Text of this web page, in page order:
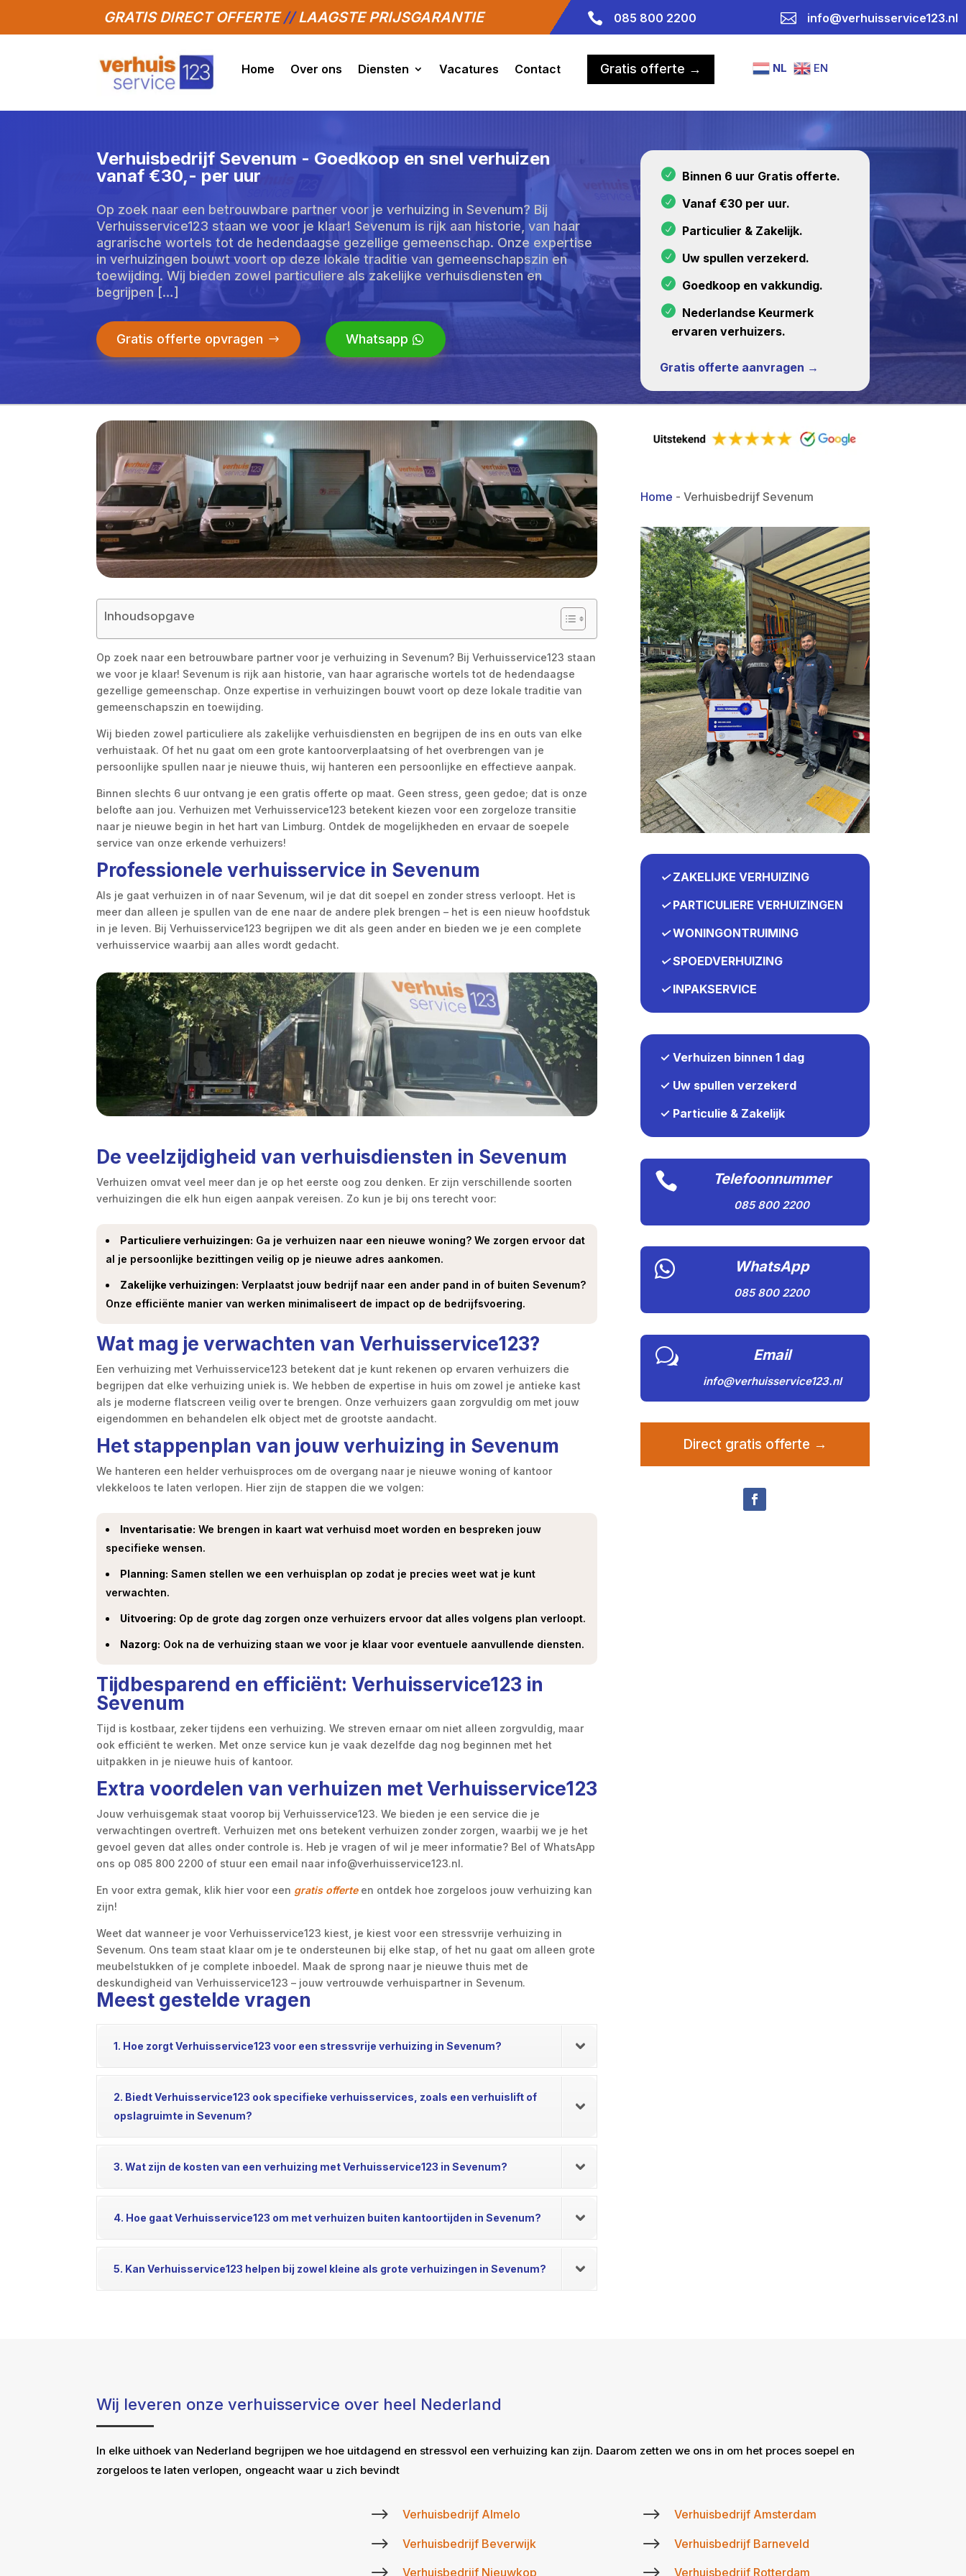
GRATIS DIRECT OFFERTE//LAAGSTE PRIJSGARANTIE  085 800 2200  info@verhuisservice123.nl
Home Over ons Diensten Vacatures Contact Gratis offerte → NL EN
Verhuisbedrijf Sevenum - Goedkoop en snel verhuizen
vanaf €30,- per uur
Op zoek naar een betrouwbare partner voor je verhuizing in Sevenum? Bij
Verhuisservice123 staan we voor je klaar! Sevenum is rijk aan historie, van haar
agrarische wortels tot de hedendaagse gezellige gemeenschap. Onze expertise
in verhuizingen bouwt voort op deze lokale traditie van gemeenschapszin en
toewijding. Wij bieden zowel particuliere als zakelijke verhuisdiensten en
begrijpen […]
Gratis offerte opvragen Whatsapp
Binnen 6 uur Gratis offerte.
Vanaf €30 per uur.
Particulier & Zakelijk.
Uw spullen verzekerd.
Goedkoop en vakkundig.
Nederlandse Keurmerk
ervaren verhuizers.
Gratis offerte aanvragen →
Inhoudsopgave
Op zoek naar een betrouwbare partner voor je verhuizing in Sevenum? Bij Verhuisservice123 staan
we voor je klaar! Sevenum is rijk aan historie, van haar agrarische wortels tot de hedendaagse
gezellige gemeenschap. Onze expertise in verhuizingen bouwt voort op deze lokale traditie van
gemeenschapszin en toewijding.
Wij bieden zowel particuliere als zakelijke verhuisdiensten en begrijpen de ins en outs van elke
verhuistaak. Of het nu gaat om een grote kantoorverplaatsing of het overbrengen van je
persoonlijke spullen naar je nieuwe thuis, wij hanteren een persoonlijke en effectieve aanpak.
Binnen slechts 6 uur ontvang je een gratis offerte op maat. Geen stress, geen gedoe; dat is onze
belofte aan jou. Verhuizen met Verhuisservice123 betekent kiezen voor een zorgeloze transitie
naar je nieuwe begin in het hart van Limburg. Ontdek de mogelijkheden en ervaar de soepele
service van onze erkende verhuizers!
Professionele verhuisservice in Sevenum
Als je gaat verhuizen in of naar Sevenum, wil je dat dit soepel en zonder stress verloopt. Het is
meer dan alleen je spullen van de ene naar de andere plek brengen – het is een nieuw hoofdstuk
in je leven. Bij Verhuisservice123 begrijpen we dit als geen ander en bieden we je een complete
verhuisservice waarbij aan alles wordt gedacht.
De veelzijdigheid van verhuisdiensten in Sevenum
Verhuizen omvat veel meer dan je op het eerste oog zou denken. Er zijn verschillende soorten
verhuizingen die elk hun eigen aanpak vereisen. Zo kun je bij ons terecht voor:
Particuliere verhuizingen: Ga je verhuizen naar een nieuwe woning? We zorgen ervoor dat
al je persoonlijke bezittingen veilig op je nieuwe adres aankomen.
Zakelijke verhuizingen: Verplaatst jouw bedrijf naar een ander pand in of buiten Sevenum?
Onze efficiënte manier van werken minimaliseert de impact op de bedrijfsvoering.
Wat mag je verwachten van Verhuisservice123?
Een verhuizing met Verhuisservice123 betekent dat je kunt rekenen op ervaren verhuizers die
begrijpen dat elke verhuizing uniek is. We hebben de expertise in huis om zowel je antieke kast
als je moderne flatscreen veilig over te brengen. Onze verhuizers gaan zorgvuldig om met jouw
eigendommen en behandelen elk object met de grootste aandacht.
Het stappenplan van jouw verhuizing in Sevenum
We hanteren een helder verhuisproces om de overgang naar je nieuwe woning of kantoor
vlekkeloos te laten verlopen. Hier zijn de stappen die we volgen:
Inventarisatie: We brengen in kaart wat verhuisd moet worden en bespreken jouw
specifieke wensen.
Planning: Samen stellen we een verhuisplan op zodat je precies weet wat je kunt
verwachten.
Uitvoering: Op de grote dag zorgen onze verhuizers ervoor dat alles volgens plan verloopt.
Nazorg: Ook na de verhuizing staan we voor je klaar voor eventuele aanvullende diensten.
Tijdbesparend en efficiënt: Verhuisservice123 in
Sevenum
Tijd is kostbaar, zeker tijdens een verhuizing. We streven ernaar om niet alleen zorgvuldig, maar
ook efficiënt te werken. Met onze service kun je vaak dezelfde dag nog beginnen met het
uitpakken in je nieuwe huis of kantoor.
Extra voordelen van verhuizen met Verhuisservice123
Jouw verhuisgemak staat voorop bij Verhuisservice123. We bieden je een service die je
verwachtingen overtreft. Verhuizen met ons betekent verhuizen zonder zorgen, waarbij we je het
gevoel geven dat alles onder controle is. Heb je vragen of wil je meer informatie? Bel of WhatsApp
ons op 085 800 2200 of stuur een email naar info@verhuisservice123.nl.
En voor extra gemak, klik hier voor een gratis offerteen ontdek hoe zorgeloos jouw verhuizing kan
zijn!
Weet dat wanneer je voor Verhuisservice123 kiest, je kiest voor een stressvrije verhuizing in
Sevenum. Ons team staat klaar om je te ondersteunen bij elke stap, of het nu gaat om alleen grote
meubelstukken of je complete inboedel. Maak de sprong naar je nieuwe thuis met de
deskundigheid van Verhuisservice123 – jouw vertrouwde verhuispartner in Sevenum.
Meest gestelde vragen
1. Hoe zorgt Verhuisservice123 voor een stressvrije verhuizing in Sevenum?
2. Biedt Verhuisservice123 ook specifieke verhuisservices, zoals een verhuislift of
opslagruimte in Sevenum?
3. Wat zijn de kosten van een verhuizing met Verhuisservice123 in Sevenum?
4. Hoe gaat Verhuisservice123 om met verhuizen buiten kantoortijden in Sevenum?
5. Kan Verhuisservice123 helpen bij zowel kleine als grote verhuizingen in Sevenum?
Home - Verhuisbedrijf Sevenum
✓ZAKELIJKE VERHUIZING
✓PARTICULIERE VERHUIZINGEN
✓WONINGONTRUIMING
✓SPOEDVERHUIZING
✓INPAKSERVICE
✓ Verhuizen binnen 1 dag
✓ Uw spullen verzekerd
✓ Particulie & Zakelijk
 Telefoonnummer
085 800 2200
 WhatsApp
085 800 2200
w Email
info@verhuisservice123.nl
Direct gratis offerte →
Wij leveren onze verhuisservice over heel Nederland
In elke uithoek van Nederland begrijpen we hoe uitdagend en stressvol een verhuizing kan zijn. Daarom zetten we ons in om het proces soepel en
zorgeloos te laten verlopen, ongeacht waar u zich bevindt
$ Verhuisbedrijf Almelo
$ Verhuisbedrijf Beverwijk
Verhuisbedrijf Nieuwkop
$ Verhuisbedrijf Amsterdam
$ Verhuisbedrijf Barneveld
Verhuisbedrijf Rotterdam